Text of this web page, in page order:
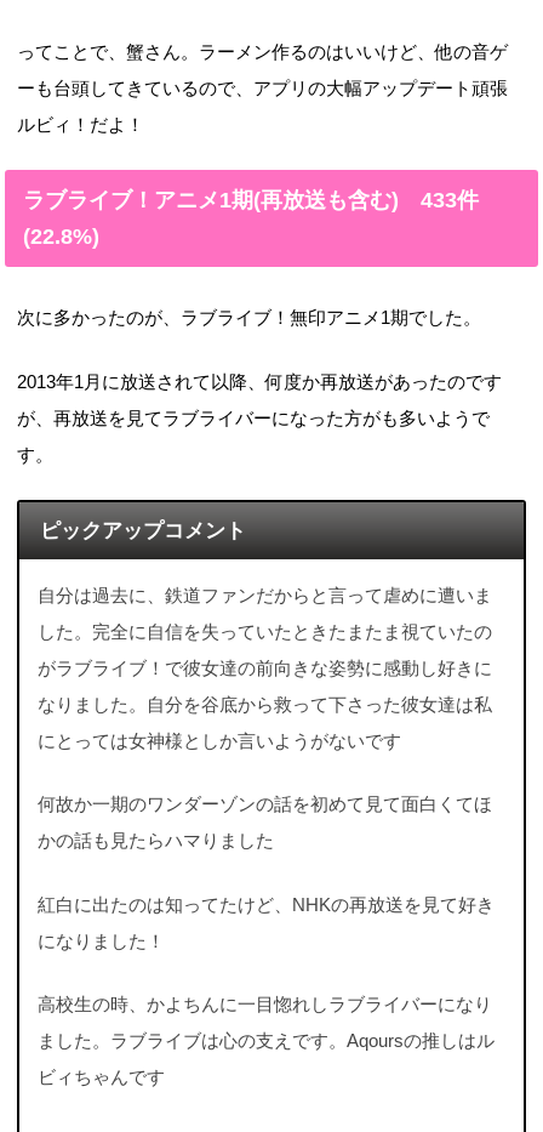
ってことで、蟹さん。ラーメン作るのはいいけど、他の音ゲ
ーも台頭してきているので、アプリの大幅アップデート頑張
ルビィ！だよ！
ラブライブ！アニメ1期(再放送も含む) 433件
(22.8%)
次に多かったのが、ラブライブ！無印アニメ1期でした。
2013年1月に放送されて以降、何度か再放送があったのです
が、再放送を見てラブライバーになった方がも多いようで
す。
ピックアップコメント
自分は過去に、鉄道ファンだからと言って虐めに遭いま
した。完全に自信を失っていたときたまたま視ていたの
がラブライブ！で彼女達の前向きな姿勢に感動し好きに
なりました。自分を谷底から救って下さった彼女達は私
にとっては女神様としか言いようがないです
何故か一期のワンダーゾンの話を初めて見て面白くてほ
かの話も見たらハマりました
紅白に出たのは知ってたけど、NHKの再放送を見て好き
になりました！
高校生の時、かよちんに一目惚れしラブライバーになり
ました。ラブライブは心の支えです。Aqoursの推しはル
ビィちゃんです